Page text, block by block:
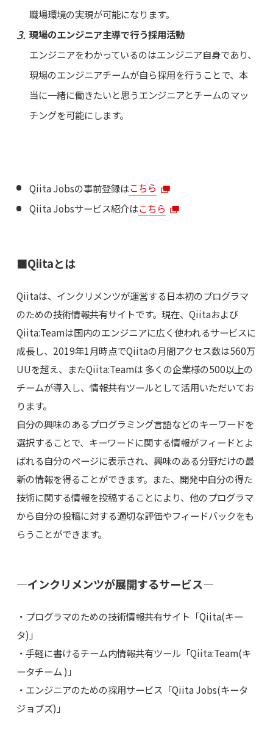
職場環境の実現が可能になります。
現場のエンジニア主導で行う採用活動
エンジニアをわかっているのはエンジニア自身であり、
現場のエンジニアチームが自ら採用を行うことで、本
当に一緒に働きたいと思うエンジニアとチームのマッ
チングを可能にします。
Qiita Jobsの事前登録はこちら
Qiita Jobsサービス紹介はこちら
■Qiitaとは
Qiitaは、インクリメンツが運営する日本初のプログラマ
のための技術情報共有サイトです。現在、Qiitaおよび
Qiita:Teamは国内のエンジニアに広く使われるサービスに
成長し、2019年1月時点でQiitaの月間アクセス数は560万
UUを超え、またQiita:Teamは 多くの企業様の500以上の
チームが導入し、情報共有ツールとして活用いただいてお
ります。
自分の興味のあるプログラミング言語などのキーワードを
選択することで、キーワードに関する情報がフィードとよ
ばれる自分のページに表示され、興味のある分野だけの最
新の情報を得ることができます。また、開発中自分の得た
技術に関する情報を投稿することにより、他のプログラマ
から自分の投稿に対する適切な評価やフィードバックをも
らうことができます。
―インクリメンツが展開するサービス―
・プログラマのための技術情報共有サイト「Qiita(キー
タ)」
・手軽に書けるチーム内情報共有ツール「Qiita:Team(キ
ータチーム )」
・エンジニアのための採用サービス「Qiita Jobs(キータ
ジョブズ)」